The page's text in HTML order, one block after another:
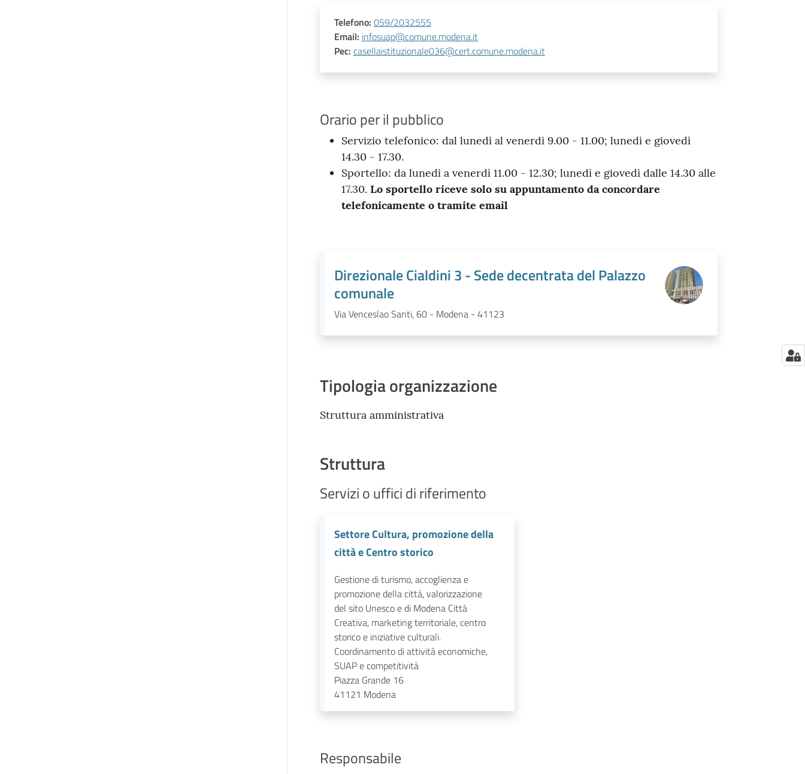
Telefono: 059/2032555
Email: infosuap@comune.modena.it
Pec: casellaistituzionale036@cert.comune.modena.it
Orario per il pubblico
Servizio telefonico: dal lunedì al venerdì 9.00 - 11.00; lunedì e giovedì
14.30 - 17.30.
Sportello: da lunedì a venerdì 11.00 - 12.30; lunedì e giovedì dalle 14.30 alle
17.30. Lo sportello riceve solo su appuntamento da concordare
telefonicamente o tramite email
Direzionale Cialdini 3 - Sede decentrata del Palazzo
comunale
Via Venceslao Santi, 60 - Modena - 41123
Tipologia organizzazione
Struttura amministrativa
Struttura
Servizi o uffici di riferimento
Settore Cultura, promozione della
città e Centro storico
Gestione di turismo, accoglienza e
promozione della città, valorizzazione
del sito Unesco e di Modena Città
Creativa, marketing territoriale, centro
storico e iniziative culturali.
Coordinamento di attività economiche,
SUAP e competitività
Piazza Grande 16
41121 Modena
Responsabile